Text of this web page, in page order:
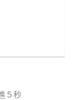
５秒